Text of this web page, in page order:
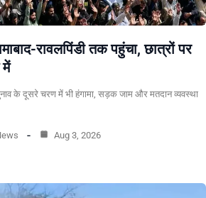
रावलपिंडी तक पहुंचा, छात्रों पर
में
के दूसरे चरण में भी हंगामा, सड़क जाम और मतदान व्यवस्था
Aug 3, 2026